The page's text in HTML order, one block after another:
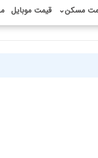
مسکن⌄ قیمت موبایل